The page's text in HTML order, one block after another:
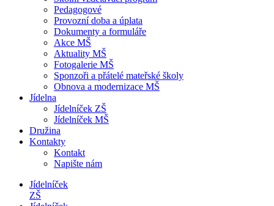
Pedagogové
Provozní doba a úplata
Dokumenty a formuláře
Akce MŠ
Aktuality MŠ
Fotogalerie MŠ
Sponzoři a přátelé mateřské školy
Obnova a modernizace MŠ
Jídelna
Jídelníček ZŠ
Jídelníček MŠ
Družina
Kontakty
Kontakt
Napište nám
Jídelníček
ZŠ